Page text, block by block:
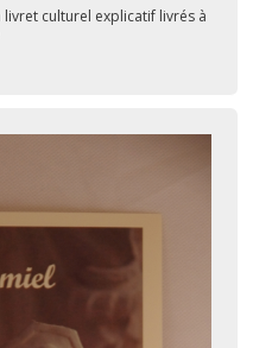
culturel explicatif livrés à